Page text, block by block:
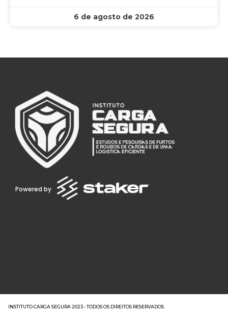
6 de agosto de 2026
Powered by
INSTITUTO CARGA SEGURA 2023 - TODOS OS DIREITOS RESERVADOS